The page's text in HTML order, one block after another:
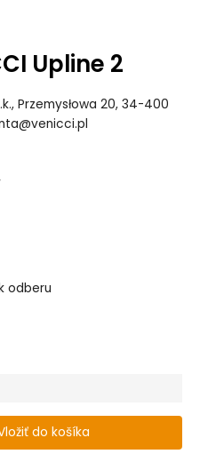
Upline 2
Przemysłowa 20, 34-400
odberu